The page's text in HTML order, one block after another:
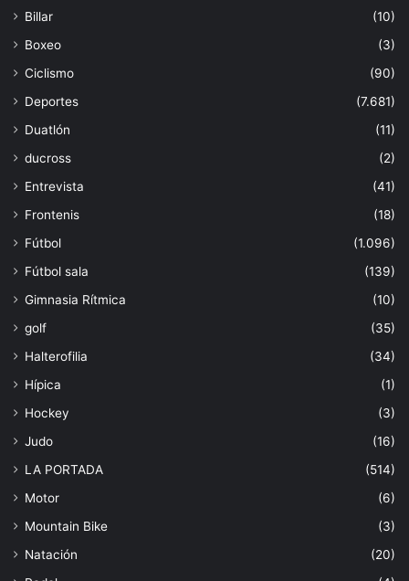
Billar
(10)
Boxeo
(3)
Ciclismo
(90)
Deportes
(7.681)
Duatlón
(11)
ducross
(2)
Entrevista
(41)
Frontenis
(18)
Fútbol
(1.096)
Fútbol sala
(139)
Gimnasia Rítmica
(10)
golf
(35)
Halterofilia
(34)
Hípica
(1)
Hockey
(3)
Judo
(16)
LA PORTADA
(514)
Motor
(6)
Mountain Bike
(3)
Natación
(20)